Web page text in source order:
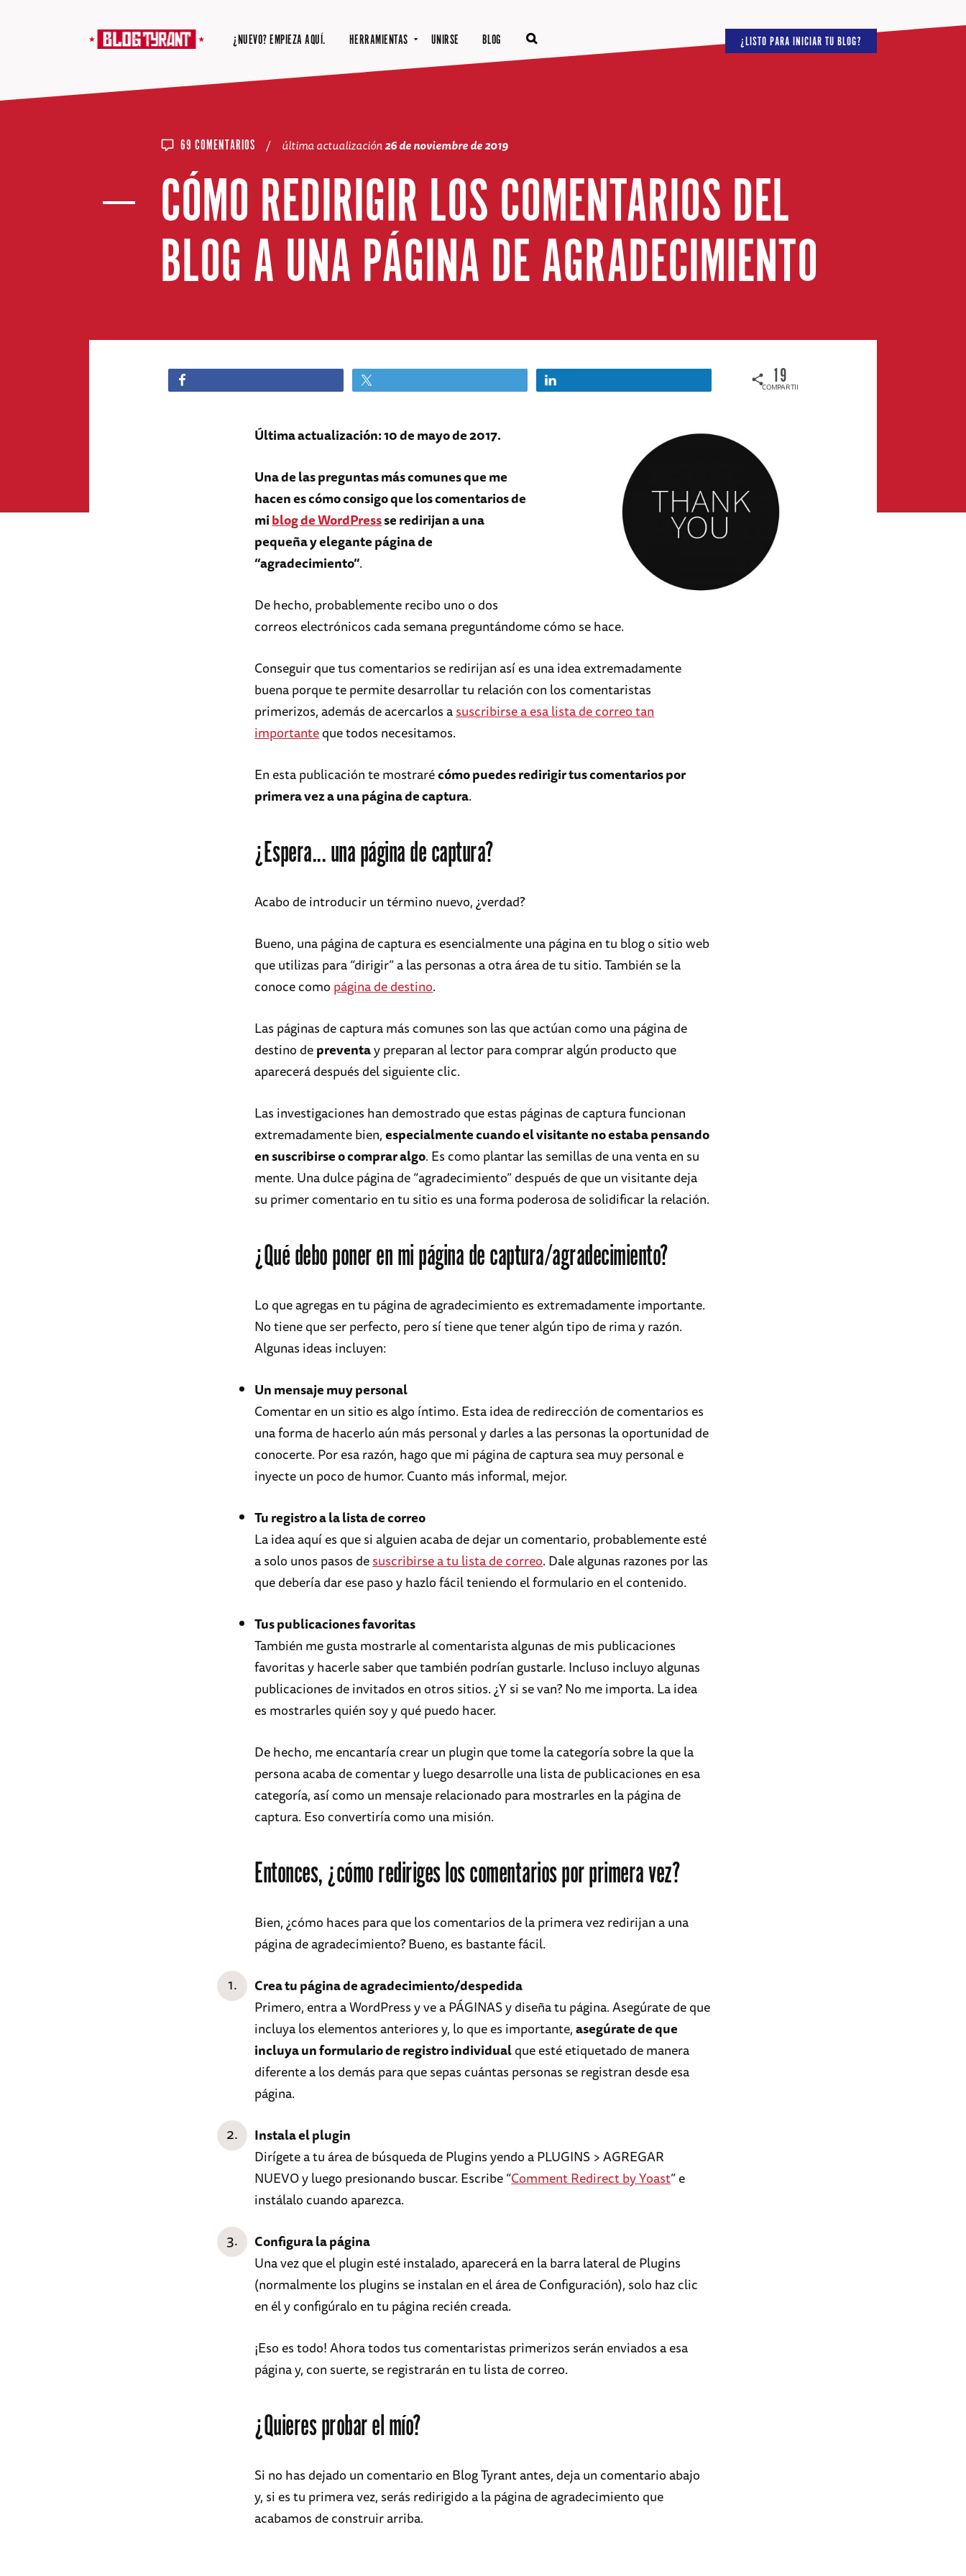
¿NUEVO? EMPIEZA AQUÍ. HERRAMIENTAS UNIRSE BLOG ¿LISTO PARA INICIAR TU BLOG?
69 COMENTARIOS / última actualización26 de noviembre de 2019
CÓMO REDIRIGIR LOS COMENTARIOS DEL
BLOG A UNA PÁGINA DE AGRADECIMIENTO
COMPARTIDOS
19
Última actualización: 10 de mayo de 2017.
Una de las preguntas más comunes que me
hacen es cómo consigo que los comentarios de
miblog de WordPressse redirijan a una
pequeña y elegante página de
“agradecimiento”.
De hecho, probablemente recibo uno o dos
correos electrónicos cada semana preguntándome cómo se hace.
Conseguir que tus comentarios se redirijan así es una idea extremadamente
buena porque te permite desarrollar tu relación con los comentaristas
primerizos, además de acercarlos asuscribirse a esa lista de correo tan
importanteque todos necesitamos.
En esta publicación te mostrarécómo puedes redirigir tus comentarios por
primera vez a una página de captura.
¿Espera... una página de captura?
Acabo de introducir un término nuevo, ¿verdad?
Bueno, una página de captura es esencialmente una página en tu blog o sitio web
que utilizas para “dirigir” a las personas a otra área de tu sitio. También se la
conoce como página de destino.
Las páginas de captura más comunes son las que actúan como una página de
destino depreventay preparan al lector para comprar algún producto que
aparecerá después del siguiente clic.
Las investigaciones han demostrado que estas páginas de captura funcionan
extremadamente bien,especialmente cuando el visitante no estaba pensando
en suscribirse o comprar algo. Es como plantar las semillas de una venta en su
mente. Una dulce página de “agradecimiento” después de que un visitante deja
su primer comentario en tu sitio es una forma poderosa de solidificar la relación.
¿Qué debo poner en mi página de captura/agradecimiento?
Lo que agregas en tu página de agradecimiento es extremadamente importante.
No tiene que ser perfecto, pero sí tiene que tener algún tipo de rima y razón.
Algunas ideas incluyen:
Un mensaje muy personal
Comentar en un sitio es algo íntimo. Esta idea de redirección de comentarios es
una forma de hacerlo aún más personal y darles a las personas la oportunidad de
conocerte. Por esa razón, hago que mi página de captura sea muy personal e
inyecte un poco de humor. Cuanto más informal, mejor.
Tu registro a la lista de correo
La idea aquí es que si alguien acaba de dejar un comentario, probablemente esté
a solo unos pasos desuscribirse a tu lista de correo. Dale algunas razones por las
que debería dar ese paso y hazlo fácil teniendo el formulario en el contenido.
Tus publicaciones favoritas
También me gusta mostrarle al comentarista algunas de mis publicaciones
favoritas y hacerle saber que también podrían gustarle. Incluso incluyo algunas
publicaciones de invitados en otros sitios. ¿Y si se van? No me importa. La idea
es mostrarles quién soy y qué puedo hacer.
De hecho, me encantaría crear un plugin que tome la categoría sobre la que la
persona acaba de comentar y luego desarrolle una lista de publicaciones en esa
categoría, así como un mensaje relacionado para mostrarles en la página de
captura. Eso convertiría como una misión.
Entonces, ¿cómo rediriges los comentarios por primera vez?
Bien, ¿cómo haces para que los comentarios de la primera vez redirijan a una
página de agradecimiento? Bueno, es bastante fácil.
Crea tu página de agradecimiento/despedida
Primero, entra a WordPress y ve a PÁGINAS y diseña tu página. Asegúrate de que
incluya los elementos anteriores y, lo que es importante,asegúrate de que
incluya un formulario de registro individualque esté etiquetado de manera
diferente a los demás para que sepas cuántas personas se registran desde esa
página.
Instala el plugin
Dirígete a tu área de búsqueda de Plugins yendo a PLUGINS > AGREGAR
NUEVO y luego presionando buscar. Escribe “Comment Redirect by Yoast” e
instálalo cuando aparezca.
Configura la página
Una vez que el plugin esté instalado, aparecerá en la barra lateral de Plugins
(normalmente los plugins se instalan en el área de Configuración), solo haz clic
en él y configúralo en tu página recién creada.
¡Eso es todo! Ahora todos tus comentaristas primerizos serán enviados a esa
página y, con suerte, se registrarán en tu lista de correo.
¿Quieres probar el mío?
Si no has dejado un comentario en Blog Tyrant antes, deja un comentario abajo
y, si es tu primera vez, serás redirigido a la página de agradecimiento que
acabamos de construir arriba.